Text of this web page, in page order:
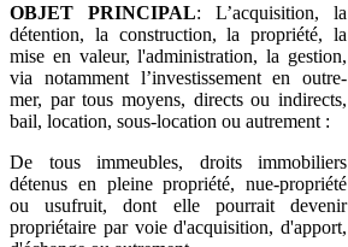
OBJET
PRINCIPAL: L’acquisition, la
détention, la construction, la propriété, la
mise en valeur, l'administration, la gestion,
via notamment l’investissement en outre-
mer, par tous moyens, directs ou indirects,
bail, location, sous-location ou autrement :
De tous immeubles, droits immobiliers
détenus en pleine propriété, nue-propriété
ou usufruit, dont elle pourrait devenir
propriétaire par voie d'acquisition, d'apport,